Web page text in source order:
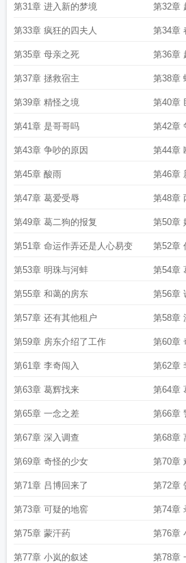
第31章 进入新的梦境 第32章
第33章 疯狂的四夫人 第34章
第35章 母亲之死 第36章
第37章 拯救宿主 第38章
第39章 精怪之境 第40章
第41章 是哥哥吗 第42章
第43章 争吵的原因 第44章
第45章 酸雨 第46章
第47章 葛爱受辱 第48章
第49章 葛二狗的报复 第50章
第51章 命运作弄还是人心易变 第52章
第53章 明珠与河蚌 第54章
第55章 和蔼的房东 第56章
第57章 还有其他租户 第58章
第59章 房东介绍了工作 第60章
第61章 李奇闯入 第62章
第63章 葛辉找来 第64章
第65章 一念之差 第66章
第67章 深入调查 第68章
第69章 奇怪的少女 第70章
第71章 吕博回来了 第72章
第73章 可疑的地窖 第74章
第75章 蒙汗药 第76章
第77章 小岚的叙述 第78章